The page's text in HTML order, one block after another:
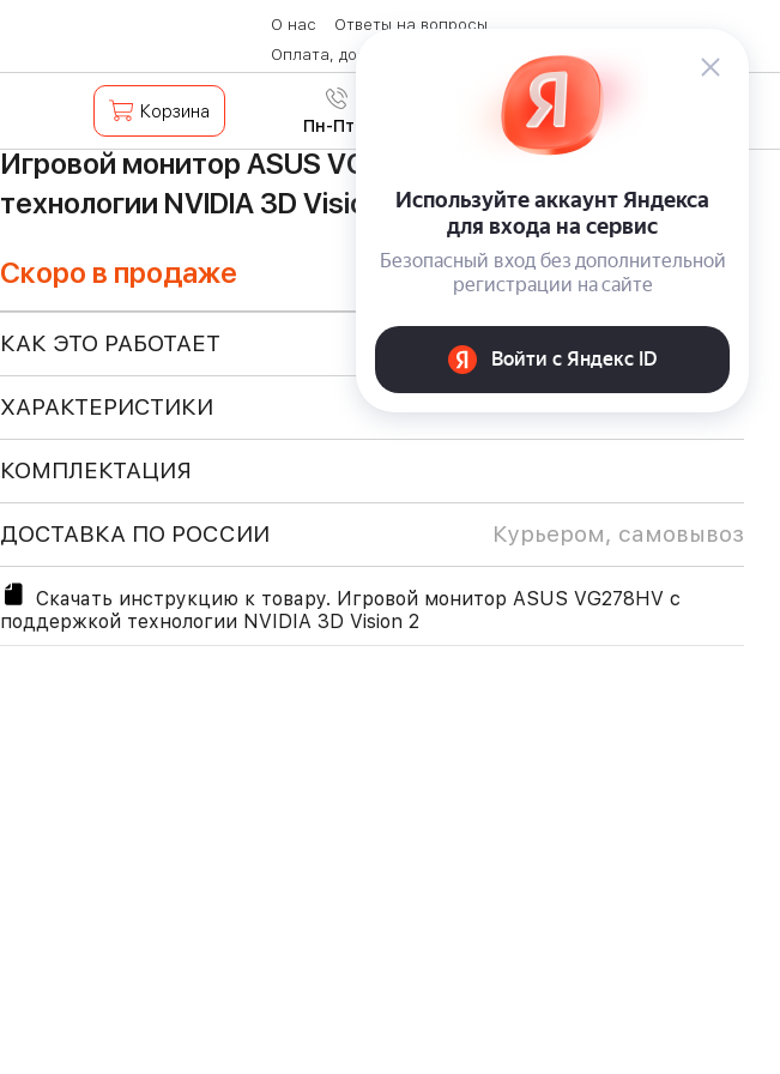
О нас
Ответы на вопросы
Оплата, доставка и возврат товара
Контакты
Корзина 8 (800) 600-28-07
Пн-Пт с 9:00 до 19:00
Игровой монитор ASUS VG278HV с поддержкой
технологии NVIDIA 3D Vision 2
Скоро в продаже
КАК ЭТО РАБОТАЕТ
ХАРАКТЕРИСТИКИ
КОМПЛЕКТАЦИЯ
ДОСТАВКА ПО РОССИИ Курьером, самовывоз
Скачать инструкцию к товару. Игровой монитор ASUS VG278HV с
поддержкой технологии NVIDIA 3D Vision 2